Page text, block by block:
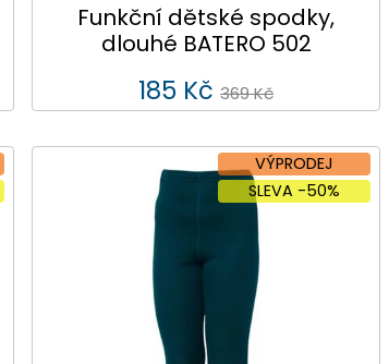
Funkční dětské spodky,
dlouhé BATERO 502
185 Kč 369 Kč
VÝPRODEJ
SLEVA -50%